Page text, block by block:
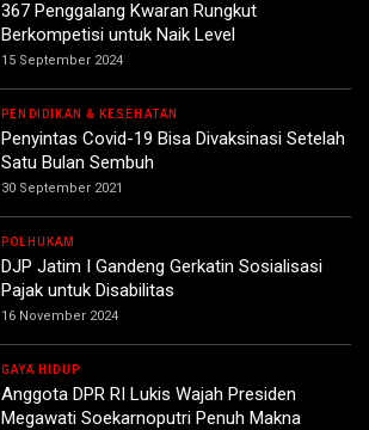
367 Penggalang Kwaran Rungkut
Berkompetisi untuk Naik Level
15 September 2024
PENDIDIKAN & KESEHATAN
Penyintas Covid-19 Bisa Divaksinasi Setelah
Satu Bulan Sembuh
30 September 2021
POLHUKAM
DJP Jatim I Gandeng Gerkatin Sosialisasi
Pajak untuk Disabilitas
16 November 2024
GAYA HIDUP
Anggota DPR RI Lukis Wajah Presiden
Megawati Soekarnoputri Penuh Makna